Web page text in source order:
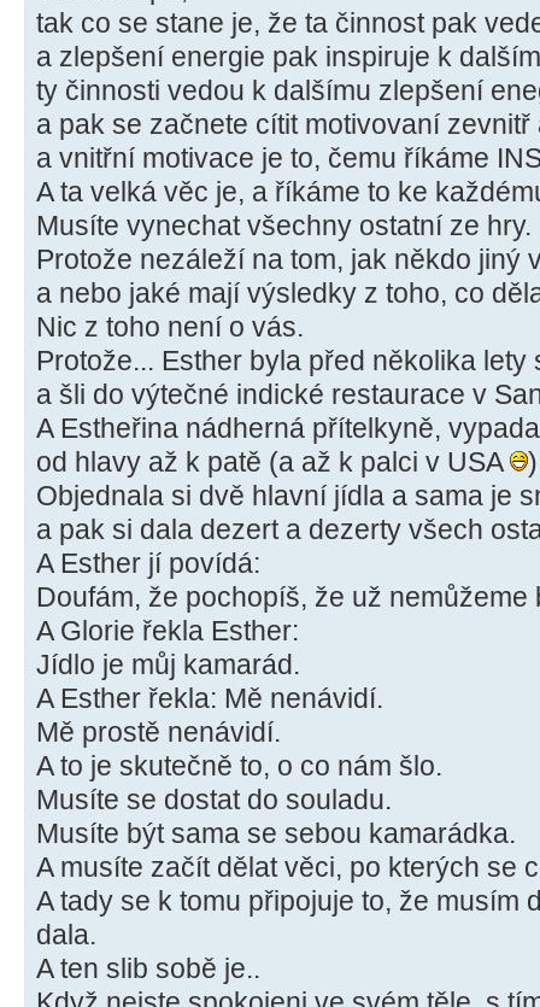
tak co se stane je, že ta činnost pak
a zlepšení energie pak inspiruje k
ty činnosti vedou k dalšímu zlepšení
a pak se začnete cítit motivovaní zevnitř
a vnitřní motivace je to, čemu říkáme
A ta velká věc je, a říkáme to ke
Musíte vynechat všechny ostatní ze hry.
Protože nezáleží na tom, jak někdo jiný
a nebo jaké mají výsledky z toho, co
Nic z toho není o vás.
Protože... Esther byla před několika lety
a šli do výtečné indické restaurace v
A Estheřina nádherná přítelkyně,
od hlavy až k patě (a až k palci v USA
Objednala si dvě hlavní jídla a sama je
a pak si dala dezert a dezerty všech
A Esther jí povídá:
Doufám, že pochopíš, že už nemůžeme
A Glorie řekla Esther:
Jídlo je můj kamarád.
A Esther řekla: Mě nenávidí.
Mě prostě nenávidí.
A to je skutečně to, o co nám šlo.
Musíte se dostat do souladu.
Musíte být sama se sebou kamarádka.
A musíte začít dělat věci, po kterých se
A tady se k tomu připojuje to, že musím
dala.
A ten slib sobě je..